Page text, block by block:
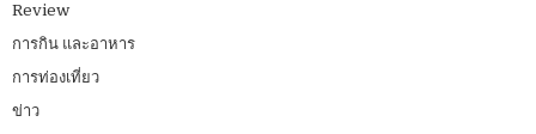
Review
การกิน และอาหาร
การท่องเที่ยว
ข่าว